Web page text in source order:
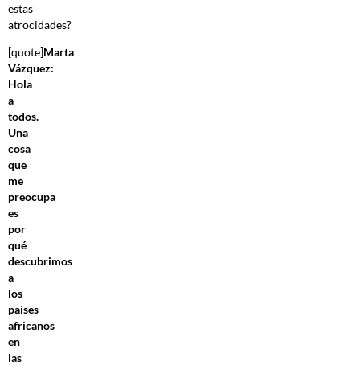
estas
atrocidades?
[quote]Marta
Vázquez:
Hola
a
todos.
Una
cosa
que
me
preocupa
es
por
qué
descubrimos
a
los
países
africanos
en
las